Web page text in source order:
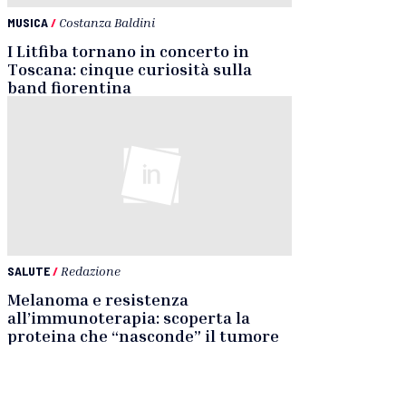
MUSICA/ Costanza Baldini
I Litfiba tornano in concerto in
Toscana: cinque curiosità sulla
band fiorentina
SALUTE/ Redazione
Melanoma e resistenza
all’immunoterapia: scoperta la
proteina che “nasconde” il tumore